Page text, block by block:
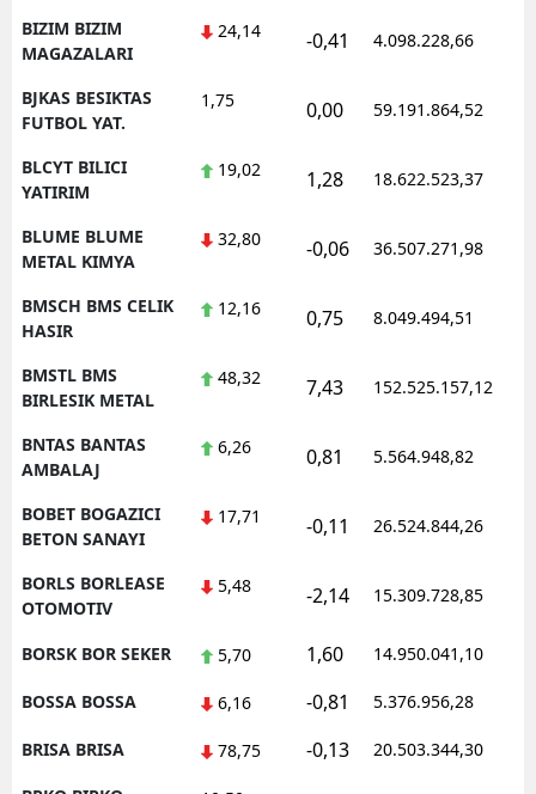
BIZIM BIZIM
MAGAZALARI
24,14 -0,41 4.098.228,66
BJKAS BESIKTAS
FUTBOL YAT.
1,75 0,00 59.191.864,52
BLCYT BILICI
YATIRIM
19,02 1,28 18.622.523,37
BLUME BLUME
METAL KIMYA
32,80 -0,06 36.507.271,98
BMSCH BMS CELIK
HASIR
12,16 0,75 8.049.494,51
BMSTL BMS
BIRLESIK METAL
48,32 7,43 152.525.157,12
BNTAS BANTAS
AMBALAJ
6,26 0,81 5.564.948,82
BOBET BOGAZICI
BETON SANAYI
17,71 -0,11 26.524.844,26
BORLS BORLEASE
OTOMOTIV
5,48 -2,14 15.309.728,85
BORSK BOR SEKER 5,70 1,60 14.950.041,10
BOSSA BOSSA 6,16 -0,81 5.376.956,28
BRISA BRISA 78,75 -0,13 20.503.344,30